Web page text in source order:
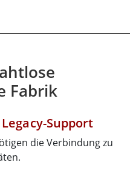
Fabrik
Support
die Verbindung zu